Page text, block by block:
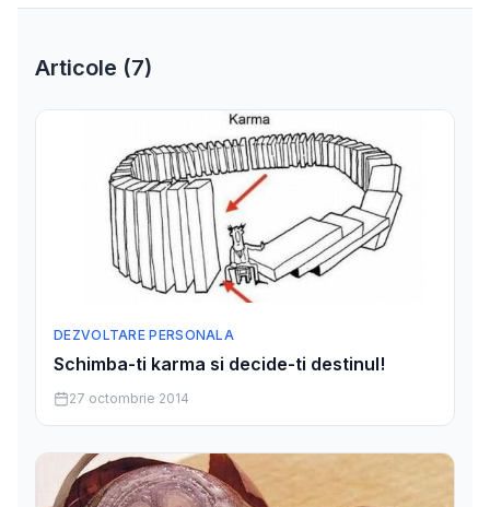
Articole (7)
DEZVOLTARE PERSONALA
Schimba-ti karma si decide-ti destinul!
27 octombrie 2014